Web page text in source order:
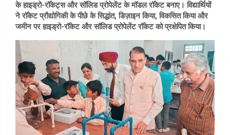
के हाइड्रो-रॉकेट्स और सॉलिड प्रोपेलेंट के मॉडल रॉकेट बनाए। विद्यार्थियों
ने रॉकेट प्रौद्योगिकी के पीछे के सिद्धांत, डिज़ाइन किया, विकसित किया और
जमीन पर हाइड्रो-रॉकेट और सॉलिड प्रोपेलेंट रॉकेट को प्रक्षेपित किया।